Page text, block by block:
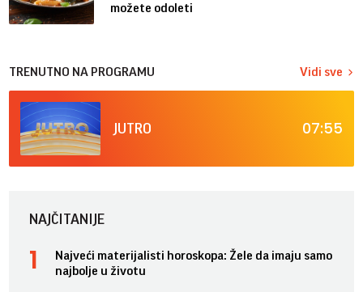
možete odoleti
TRENUTNO NA PROGRAMU Vidi sve
JUTRO 07:55
NAJČITANIJE
Najveći materijalisti horoskopa: Žele da imaju samo
najbolje u životu